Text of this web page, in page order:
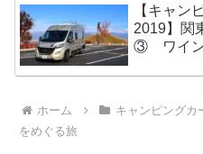
【キャン
2019】関
③ ワイン
ホーム キャンピングカ
をめぐる旅